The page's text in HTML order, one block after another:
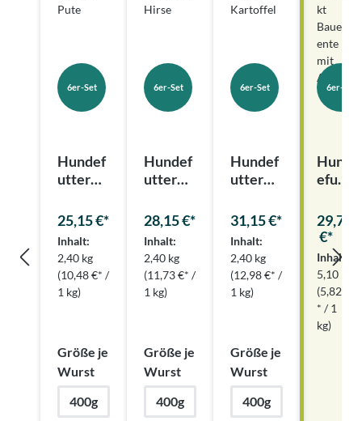
6er-Set
Hundef
utter
Pute
25,15 €*
Inhalt:
2,40 kg
(10,48 €* /
1 kg)
Größe je
Wurstauswählen
400g
6er-Set
Hundef
utter
mit
Hirse
28,15 €*
Inhalt:
2,40 kg
(11,73 €* /
1 kg)
Größe je
Wurstauswählen
400g
6er-Set
Hundef
utter
mit
Kartoff
el
31,15 €*
Inhalt:
2,40 kg
(12,98 €* /
1 kg)
Größe je
Wurstauswählen
400g
6er-Set
Hund
efutt
Baue
rnent
e
850g
–
Sond
erpos
29,70
€*
Inhalt:
5,10 kg
(5,82 €
* / 1
kg)